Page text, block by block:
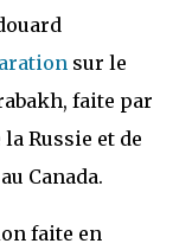
sur le
faite par
Russie et de
Canada.
faite en